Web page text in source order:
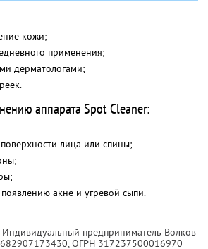
кожи;
применения;
дерматологами;
аппарата Spot Cleaner:
лица или спины;
акне и угревой сыпи.
Индивидуальный предприниматель Волков
, ОГРН 317237500016970